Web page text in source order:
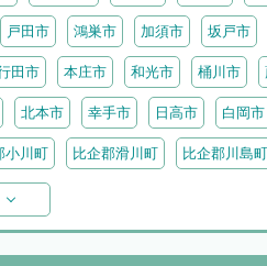
戸田市 鴻巣市 加須市 坂戸市
田市 本庄市 和光市 桶川市
北本市 幸手市 日高市 白岡市
小川町 比企郡滑川町 比企郡川島町
芳町
神川町 児玉郡美里町 大里郡寄居町